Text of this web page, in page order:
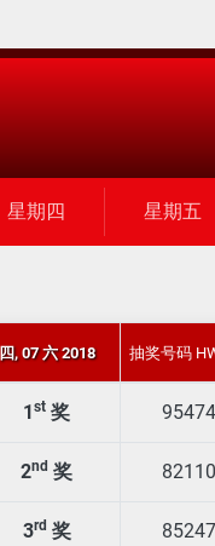
星期四 星期五
四, 07 六 2018 抽奖号码
1 st 奖
2nd 奖
3rd 奖